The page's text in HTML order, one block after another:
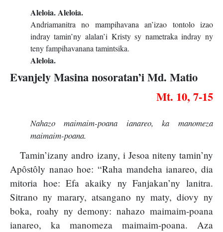
Aleloia. Aleloia.
Andriamanitra no mampihavana an’izao tontolo izao
indray tamin’ny alalan’i Kristy sy nametraka indray ny
teny fampihavanana tamintsika.
Aleloia.
Evanjely Masina nosoratan’i Md. Matio
Mt. 10, 7-15
Nahazo maimaim-poana ianareo, ka manomeza
maimaim-poana.
Tamin’izany andro izany, i Jesoa niteny tamin’ny
Apôstôly nanao hoe: “Raha mandeha ianareo, dia
mitoria hoe: Efa akaiky ny Fanjakan’ny lanitra.
Sitrano ny marary, atsangano ny maty, diovy ny
boka, roahy ny demony: nahazo maimaim-poana
ianareo, ka manomeza maimaim-poana. Aza